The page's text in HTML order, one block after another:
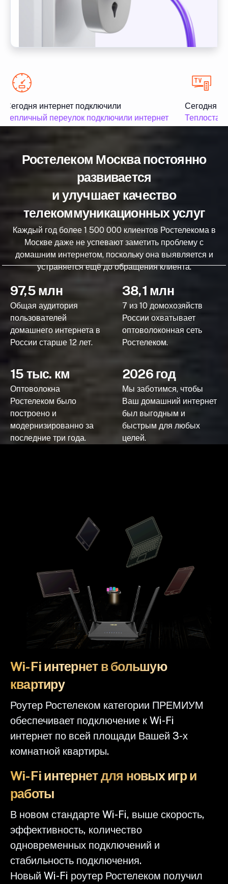
Сегодня интернет подключили
Тепличный переулок подключили интернет
Сегодня
Ростелеком Москва постоянно
развивается
и улучшает качество
телекоммуникационных услуг
Каждый год более 1 500 000 клиентов Ростелекома в
Москве даже не успевают заметить проблему с
домашним интернетом, поскольку она выявляется и
устраняется ещё до обращения клиента.
97,5 млн
Общая аудитория
пользователей
домашнего интернета в
России старше 12 лет.
38,1 млн
7 из 10 домохозяйств
России охватывает
оптоволоконная сеть
Ростелеком.
15 тыс. км
Оптоволокна
Ростелеком было
построено и
модернизированно за
последние три года.
2026 год
Мы заботимся, чтобы
Ваш домашний интернет
был выгодным и
быстрым для любых
целей.
Wi-Fi интернет в большую
квартиру
Роутер Ростелеком категории ПРЕМИУМ
обеспечивает подключение к Wi-Fi
интернет по всей площади Вашей 3-х
комнатной квартиры.
Wi-Fi интернет для новых игр и
работы
В новом стандарте Wi-Fi, выше скорость,
эффективность, количество
одновременных подключений и
стабильность подключения.
Новый Wi-Fi роутер Ростелеком получил